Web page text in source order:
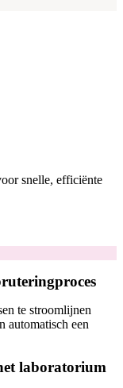
snelle, efficiënte
te stroomlijnen
automatisch een
laboratorium